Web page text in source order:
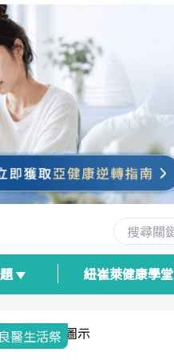
紐崔萊健康學堂
我與健康韌性的距離